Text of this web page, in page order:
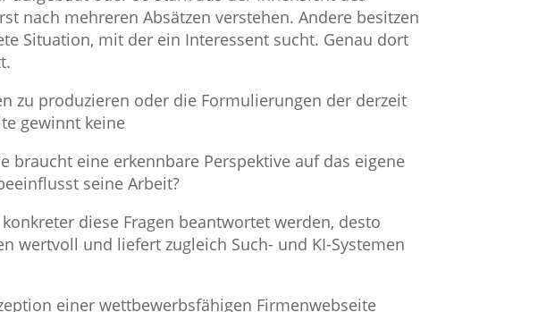
nach mehreren Absätzen verstehen. Andere besitzen
Situation, mit der ein Interessent sucht. Genau dort
zu produzieren oder die Formulierungen der derzeit
gewinnt keine
eine erkennbare Perspektive auf das eigene
seine Arbeit?
diese Fragen beantwortet werden, desto
wertvoll und liefert zugleich Such- und KI-Systemen